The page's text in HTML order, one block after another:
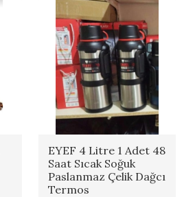
EYEF 4 Litre 1 Adet 48
Saat Sıcak Soğuk
Paslanmaz Çelik Dağcı
Termos